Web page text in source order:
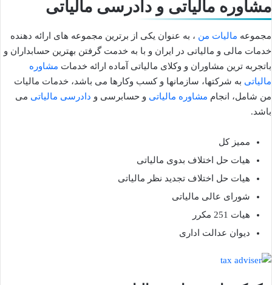
مشاوره مالیاتی و دادرسی مالیاتی
مجموعه مالیات من ، به عنوان یکی از برترین مجموعه های ارائه دهنده
خدمات مالی و مالیاتی در ایران و با به خدمت گرفتن بهترین حسابداران و
باتجربه ترین مشاوران و وکلای مالیاتی آماده ارائه خدمات مشاوره
مالیاتی به شرکتها، سازمانها و کسب وکارها می باشد، خدمات مالیات
من شامل، انجام مشاوره مالیاتی و حسابرسی و دادرسی مالیاتی می
باشد.
ممیز کل
هیات حل اختلاف بدوی مالیاتی
هیات حل اختلاف تجدید نظر مالیاتی
شورای عالی مالیاتی
هیات 251 مکرر
دیوان عدالت اداری